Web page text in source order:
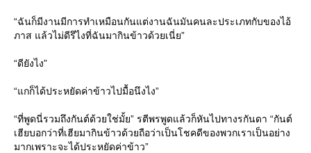
“ฉันก็มีงานมีการทำเหมือนกันแต่งานฉันมันคนละประเภทกับของไอ้
ภาส แล้วไม่ดีรึไงที่ฉันมากินข้าวด้วยเนี่ย”
“ดียังไง”
“แกก็ได้ประหยัดค่าข้าวไปมื้อนึงไง”
“ที่พูดนี่รวมถึงกันต์ด้วยใช่มั้ย” รตีพรพูดแล้วก็หันไปทางรกันดา “กันต์
เฮียบอกว่าที่เฮียมากินข้าวด้วยถือว่าเป็นโชคดีของพวกเราเป็นอย่าง
มากเพราะจะได้ประหยัดค่าข้าว”